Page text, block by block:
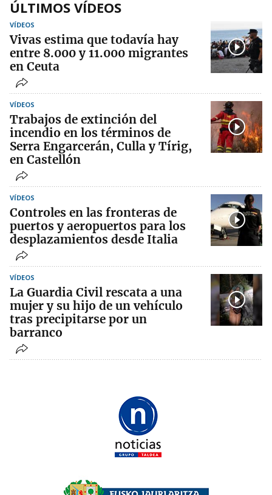
ÚLTIMOS VÍDEOS
VÍDEOS
Vivas estima que todavía hay
entre 8.000 y 11.000 migrantes
en Ceuta
VÍDEOS
Trabajos de extinción del
incendio en los términos de
Serra Engarcerán, Culla y Tírig,
en Castellón
VÍDEOS
Controles en las fronteras de
puertos y aeropuertos para los
desplazamientos desde Italia
VÍDEOS
La Guardia Civil rescata a una
mujer y su hijo de un vehículo
tras precipitarse por un
barranco